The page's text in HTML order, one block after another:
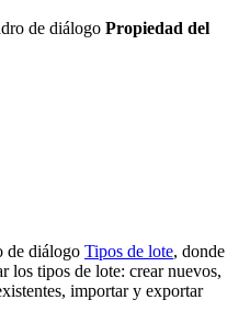
de diálogo Propiedad del
de diálogo Tipos de lote, donde
los tipos de lote: crear nuevos,
importar y exportar